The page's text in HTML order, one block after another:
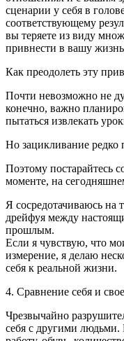
сценарии у себя в
соответствующему
вы теряете из виду
привнести в вашу жизнь
Как преодолеть эту
Почти невозможно не
конечно, важно
пытаться извлекать
Но зацикливание редко
Поэтому постарайтесь
моменте, на
Я сосредотачиваюсь на
дрейфуя между
прошлым.
Если я чувствую, что
измерение, я делаю
себя к реальной жизни.
4. Сравнение себя и
Чрезвычайно
себя с другими людьми.